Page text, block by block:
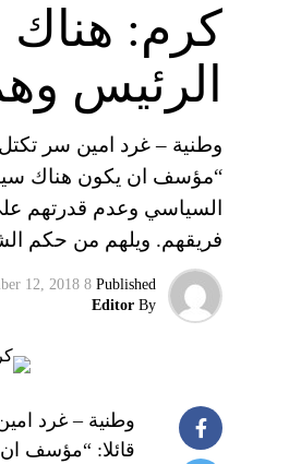
كرم: هناك
الرئيس
وطنية – غرد امين سر تكتل
“مؤسف ان يكون هناك
السياسي وعدم قدرتهم
فريقهم. ويلهم من حكم
Published
8 years ago
12, 2018
By
Editor
وطنية – غرد
قائلا: “مؤسف